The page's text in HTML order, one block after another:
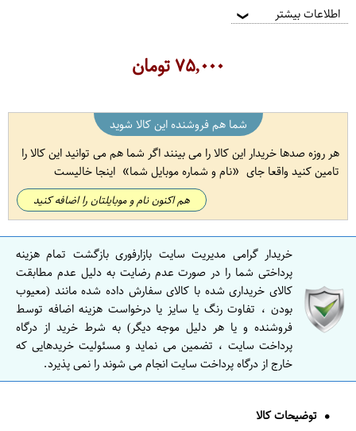
اطلاعات بیشتر ❯
۷۵,۰۰۰تومان
شما هم فروشنده این کالا شوید
هر روزه صدها خریدار این کالا را می بینند اگر شما هم می توانید این کالا را
تامین کنید واقعا جای
نام و شماره موبایل شما اینجا خالیست
هم اکنون نام و موبایلتان را اضافه کنید
خریدار گرامی مدیریت سایت بازارفوری بازگشت تمام هزینه
پرداختی شما را در صورت عدم رضایت به دلیل عدم مطابقت
کالای خریداری شده با کالای سفارش داده شده مانند (معیوب
بودن ، تفاوت رنگ یا سایز یا درخواست هزینه اضافه توسط
فروشنده و یا هر دلیل موجه دیگر) به شرط خرید از درگاه
پرداخت سایت ، تضمین می نماید و مسئولیت خریدهایی که
خارج از درگاه پرداخت سایت انجام می شوند را نمی پذیرد.
توضیحات کالا